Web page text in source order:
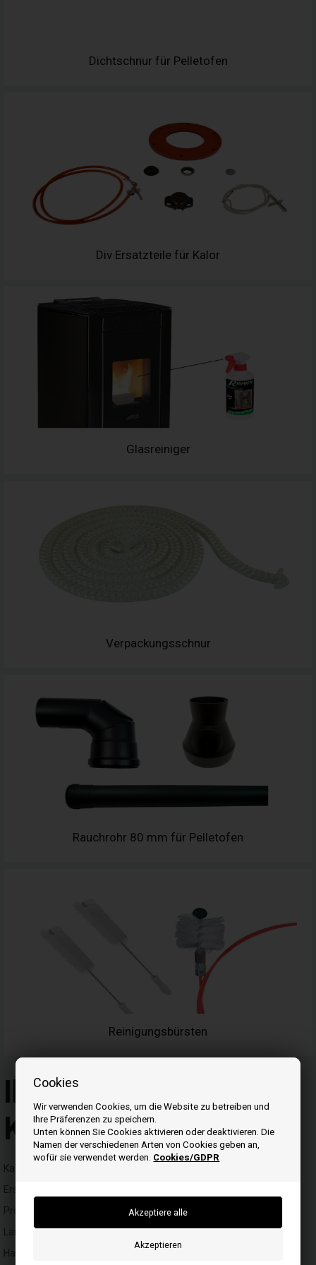
Cookies
Wir verwenden Cookies, um die Website zu betreiben und
Ihre Präferenzen zu speichern.
Unten können Sie Cookies aktivieren oder deaktivieren. Die
Namen der verschiedenen Arten von Cookies geben an,
wofür sie verwendet werden. Cookies/GDPR
Dichtschnur für Pelletofen
Div Ersatzteile für Kalor
Glasreiniger
Verpackungsschnur
Rauchrohr 80 mm für Pelletofen
Reinigungsbürsten
Ihr Leitfaden für
Kalor-Produkte
Kalor ist eine renommierte Marke, die sich auf die Herstellung von
Ersatzteilen und Zubehör für Pelletofen spezialisiert hat. Die
Produkte von Kalor zeichnen sich durch hohe Qualität und
Langlebigkeit aus, was sie zu einer bevorzugten Wahl für viele
Haushalte macht. Ein Pelletofen ist eine umweltfreundliche